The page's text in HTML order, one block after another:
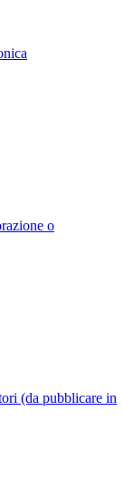
o
(da pubblicare in